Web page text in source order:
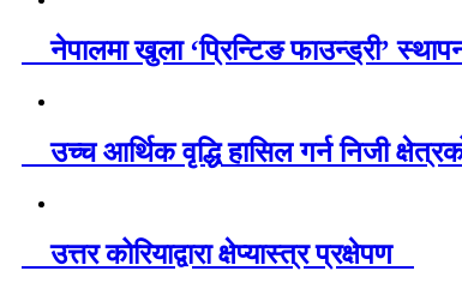
नेपालमा खुला ‘प्रिन्टिङ फाउन्ड्री’
उच्च आर्थिक वृद्धि हासिल गर्न निजी
उत्तर कोरियाद्वारा क्षेप्यास्त्र प्रक्षेपण